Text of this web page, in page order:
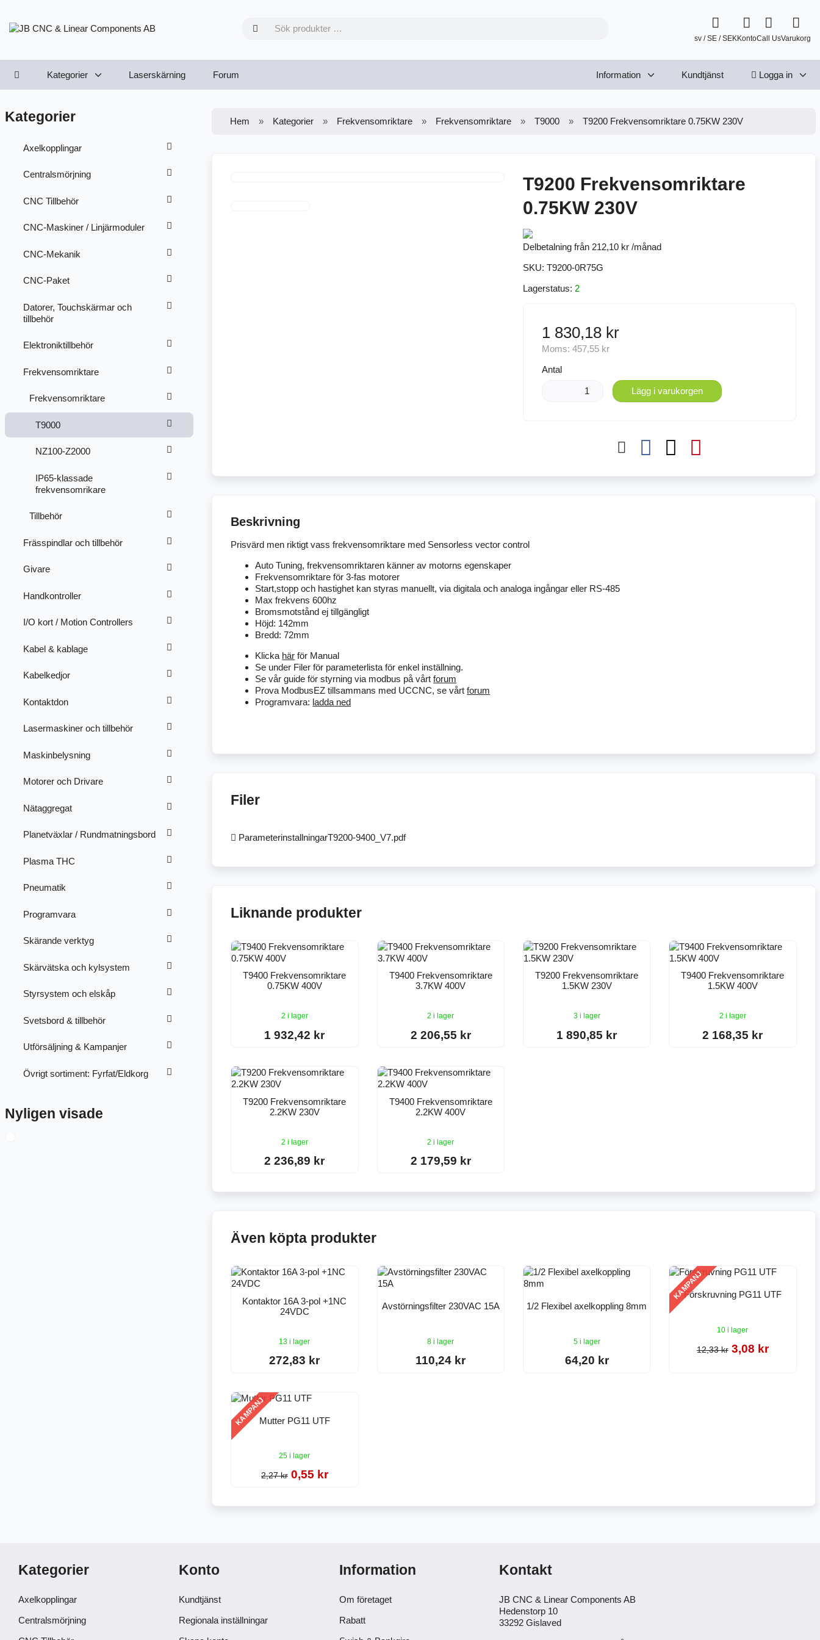
sv / SE / SEKKontoCall UsVarukorg
Kategorier Laserskärning Forum Information Kundtjänst Logga in
Kategorier
Axelkopplingar
Centralsmörjning
CNC Tillbehör
CNC-Maskiner / Linjärmoduler
CNC-Mekanik
CNC-Paket
Datorer, Touchskärmar och
tillbehör
Elektroniktillbehör
Frekvensomriktare
Frekvensomriktare
T9000
NZ100-Z2000
IP65-klassade
frekvensomrikare
Tillbehör
Frässpindlar och tillbehör
Givare
Handkontroller
I/O kort / Motion Controllers
Kabel & kablage
Kabelkedjor
Kontaktdon
Lasermaskiner och tillbehör
Maskinbelysning
Motorer och Drivare
Nätaggregat
Planetväxlar / Rundmatningsbord
Plasma THC
Pneumatik
Programvara
Skärande verktyg
Skärvätska och kylsystem
Styrsystem och elskåp
Svetsbord & tillbehör
Utförsäljning & Kampanjer
Övrigt sortiment: Fyrfat/Eldkorg
Nyligen visade
Hem Kategorier Frekvensomriktare Frekvensomriktare T9000 T9200 Frekvensomriktare 0.75KW 230V
T9200 Frekvensomriktare
0.75KW 230V
Delbetalning från 212,10 kr /månad
SKU: T9200-0R75G
Lagerstatus: 2
1 830,18 kr
Moms: 457,55 kr
Antal
Lägg i varukorgen
Beskrivning
Prisvärd men riktigt vass frekvensomriktare med Sensorless vector control
Auto Tuning, frekvensomriktaren känner av motorns egenskaper
Frekvensomriktare för 3-fas motorer
Start,stopp och hastighet kan styras manuellt, via digitala och analoga ingångar eller RS-485
Max frekvens 600hz
Bromsmotstånd ej tillgängligt
Höjd: 142mm
Bredd: 72mm
Klicka här för Manual
Se under Filer för parameterlista för enkel inställning.
Se vår guide för styrning via modbus på vårtforum
Prova ModbusEZ tillsammans med UCCNC, se vårtforum
Programvara: ladda ned
Filer
ParameterinstallningarT9200-9400_V7.pdf
Liknande produkter
T9400 Frekvensomriktare
0.75KW 400V
2 i lager
1 932,42 kr
T9400 Frekvensomriktare
3.7KW 400V
2 i lager
2 206,55 kr
T9200 Frekvensomriktare
1.5KW 230V
3 i lager
1 890,85 kr
T9400 Frekvensomriktare
1.5KW 400V
2 i lager
2 168,35 kr
T9200 Frekvensomriktare
2.2KW 230V
2 i lager
2 236,89 kr
T9400 Frekvensomriktare
2.2KW 400V
2 i lager
2 179,59 kr
Även köpta produkter
Kontaktor 16A 3-pol +1NC
24VDC
13 i lager
272,83 kr
Avstörningsfilter 230VAC 15A
8 i lager
110,24 kr
1/2 Flexibel axelkoppling 8mm
5 i lager
64,20 kr
KAMPANJ
Förskruvning PG11 UTF
10 i lager
12,33 kr 3,08 kr
KAMPANJMutter PG11 UTF
25 i lager
2,27 kr 0,55 kr
Kategorier
Axelkopplingar
Centralsmörjning
Konto
Kundtjänst
Regionala inställningar
Information
Om företaget
Rabatt
Kontakt
JB CNC & Linear Components AB
Hedenstorp 10
33292 Gislaved